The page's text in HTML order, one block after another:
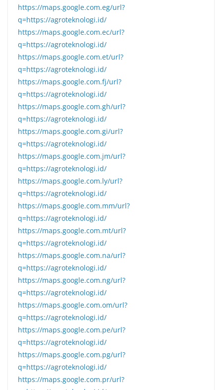
https://maps.google.com.eg/url?
q=https://agroteknologi.id/
https://maps.google.com.ec/url?
q=https://agroteknologi.id/
https://maps.google.com.et/url?
q=https://agroteknologi.id/
https://maps.google.com.fj/url?
q=https://agroteknologi.id/
https://maps.google.com.gh/url?
q=https://agroteknologi.id/
https://maps.google.com.gi/url?
q=https://agroteknologi.id/
https://maps.google.com.jm/url?
q=https://agroteknologi.id/
https://maps.google.com.ly/url?
q=https://agroteknologi.id/
https://maps.google.com.mm/url?
q=https://agroteknologi.id/
https://maps.google.com.mt/url?
q=https://agroteknologi.id/
https://maps.google.com.na/url?
q=https://agroteknologi.id/
https://maps.google.com.ng/url?
q=https://agroteknologi.id/
https://maps.google.com.om/url?
q=https://agroteknologi.id/
https://maps.google.com.pe/url?
q=https://agroteknologi.id/
https://maps.google.com.pg/url?
q=https://agroteknologi.id/
https://maps.google.com.pr/url?